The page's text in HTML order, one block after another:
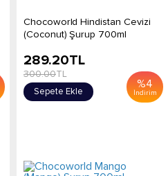
Chocoworld Hindistan Cevizi
(Coconut) Şurup 700ml
%4
İndirim
289.20TL
300.00TL
Sepete Ekle